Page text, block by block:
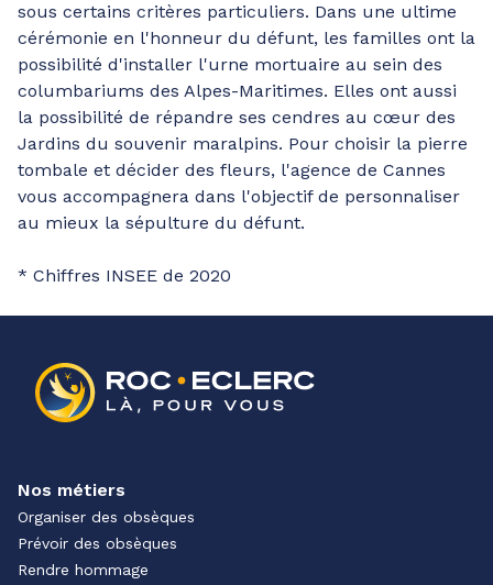
sous certains critères particuliers. Dans une ultime
cérémonie en l'honneur du défunt, les familles ont la
possibilité d'installer l'urne mortuaire au sein des
columbariums des Alpes-Maritimes. Elles ont aussi
la possibilité de répandre ses cendres au cœur des
Jardins du souvenir maralpins. Pour choisir la pierre
tombale et décider des fleurs, l'agence de Cannes
vous accompagnera dans l'objectif de personnaliser
au mieux la sépulture du défunt.
* Chiffres INSEE de 2020
Nos métiers
Organiser des obsèques
Prévoir des obsèques
Rendre hommage